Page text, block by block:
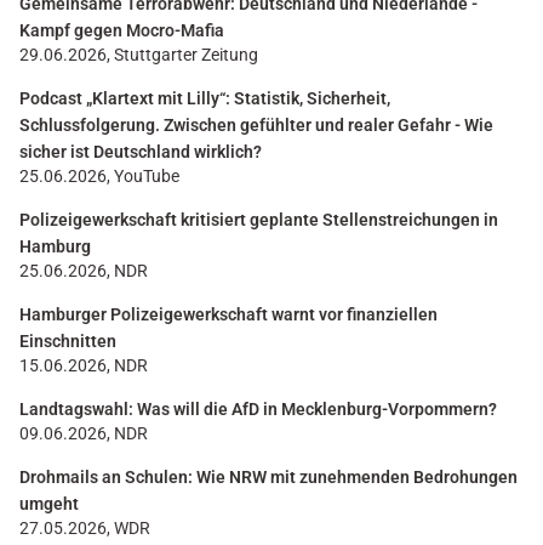
Gemeinsame Terrorabwehr: Deutschland und Niederlande -
Kampf gegen Mocro-Mafia
29.06.2026, Stuttgarter Zeitung
Podcast „Klartext mit Lilly“: Statistik, Sicherheit,
Schlussfolgerung. Zwischen gefühlter und realer Gefahr - Wie
sicher ist Deutschland wirklich?
25.06.2026, YouTube
Polizeigewerkschaft kritisiert geplante Stellenstreichungen in
Hamburg
25.06.2026, NDR
Hamburger Polizeigewerkschaft warnt vor finanziellen
Einschnitten
15.06.2026, NDR
Landtagswahl: Was will die AfD in Mecklenburg-Vorpommern?
09.06.2026, NDR
Drohmails an Schulen: Wie NRW mit zunehmenden Bedrohungen
umgeht
27.05.2026, WDR